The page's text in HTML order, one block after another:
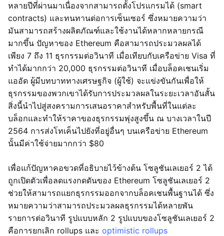
หลายปีที่ผ่านมาเนื่องจากสามารถตั้งโปรแกรมได้ (smart
contracts) และทนทานต่อการเซ็นเซอร์ ซึ่งหมายความว่า
มันสามารถสร้างผลิตภัณฑ์และใช้งานได้หลากหลายกรณี
มากขึ้น ปัญหาของ Ethereum คือสามารถประมวลผลได้
เพียง 7 ถึง 11 ธุรกรรมต่อวินาที เมื่อเทียบกับเครือข่าย Visa ที่
ทำได้มากกว่า 20,000 ธุรกรรมต่อวินาที เมื่อบล็อคเชนเริ่ม
แออัด ผู้มีบทบาททางเศรษฐกิจ (ผู้ใช้) จะแข่งขันกันเพื่อให้
ธุรกรรมของพวกเขาได้รับการประมวลผลในระยะเวลาอันสั้น
สิ่งนี้นำไปสู่สงครามการเสนอราคาสำหรับพื้นที่ในแต่ละ
บล็อกและทำให้ราคาของธุรกรรมพุ่งสูงขึ้น ณ บางเวลาในปี
2564 การส่งโทเค็นไปยังที่อยู่อื่นๆ บนเครือข่าย Ethereum
นั้นมีค่าใช้จ่ายมากกว่า $80
เพื่อแก้ปัญหาคอขวดที่อธิบายไว้ข้างต้น โซลูชันเลเยอร์ 2 ได้
ถูกเปิดตัวเพื่อลดแรงกดดันของ Ethereum โซลูชันเลเยอร์ 2
ช่วยให้สามารถแยกธุรกรรมออกจากบล็อคเชนพื้นฐานได้ ซึ่ง
หมายความว่าสามารถประมวลผลธุรกรรมได้หลายพัน
รายการต่อวินาที รูปแบบหลัก 2 รูปแบบของโซลูชันเลเยอร์ 2
คือการยกเลิก rollups และ optimistic rollups